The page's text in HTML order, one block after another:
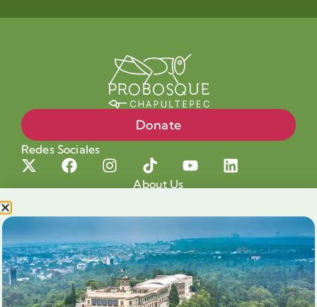
Donate
Redes Sociales
About Us
Our cause
Shop for a cause
Blog